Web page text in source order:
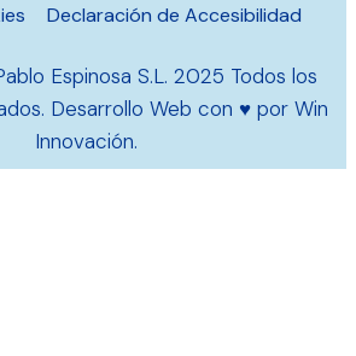
Declaración de Accesibilidad
Espinosa S.L. 2025 Todos los
Desarrollo Web con ♥ por Win
Innovación.